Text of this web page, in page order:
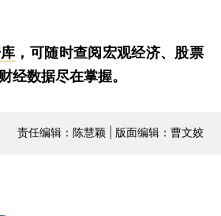
，可随时查阅宏观经济、股票
经数据尽在掌握。
责任编辑：陈慧颖 | 版面编辑：曹文姣